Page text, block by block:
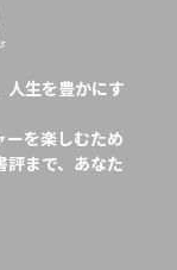
人生を豊かにす
ーを楽しむため
評まで、あなた